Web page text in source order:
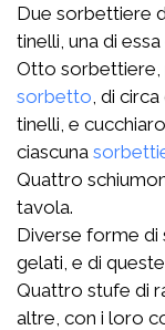
Due sorbettiere
tinelli, una di
Otto sorbettiere,
sorbetto , di
tinelli, e
ciascuna
Quattro
tavola.
Diverse forme di
gelati, e di
Quattro stufe di
altre, con i loro